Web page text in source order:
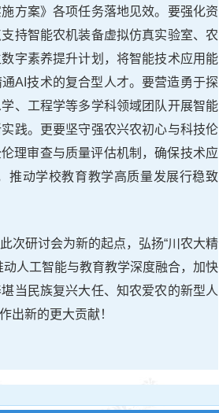
方案》各项任务落地见效。要强化资
持智能农机装备虚拟仿真实验室、农
字素养提升计划，将智能技术应用能
AI技术的复合型人才。要营造勇于探
、工程学等多学科领域团队开展智能
践。更要坚守强农兴农初心与科技伦
理审查与质量评估机制，确保技术应
推动学校教育教学高质量发展行稳致
次研讨会为新的起点，弘扬“川农大精
人工智能与教育教学深度融合，加快
当民族复兴大任、知农爱农的新型人
出新的更大贡献！